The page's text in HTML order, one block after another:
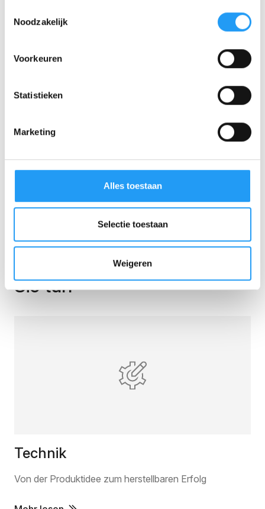
Noodzakelijk
Voorkeuren
Statistieken
Marketing
Alles toestaan
Selectie toestaan
Weigeren
Wir können dies auch für
Sie tun
Technik
Von der Produktidee zum herstellbaren Erfolg